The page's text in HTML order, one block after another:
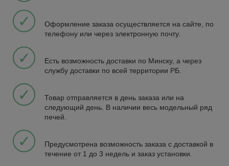
✓
Оформление заказа осуществляется на сайте, по
телефону или через электронную почту.
✓
Есть возможность доставки по Минску, а через
службу доставки по всей территории РБ.
✓
Товар отправляется в день заказа или на
следующий день. В наличии весь модельный ряд
печей.
✓
Предусмотрена возможность заказа с доставкой в
течение от 1 до 3 недель и заказ установки.